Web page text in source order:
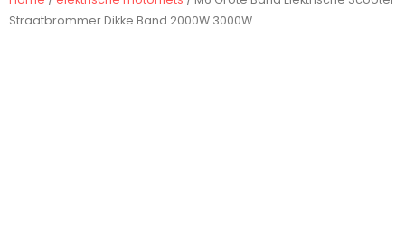
Straatbrommer Dikke Band 2000W 3000W